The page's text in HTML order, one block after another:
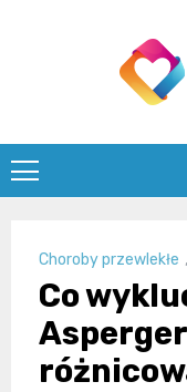
Choroby przewlekłe ,
Co